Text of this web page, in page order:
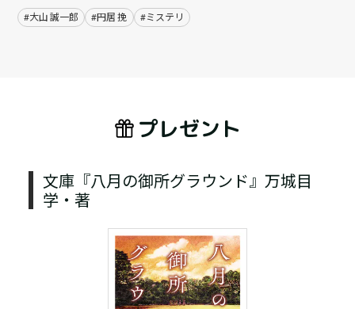
#大山 誠一郎 #円居 挽 #ミステリ
プレゼント
文庫『八月の御所グラウンド』万城目
学・著